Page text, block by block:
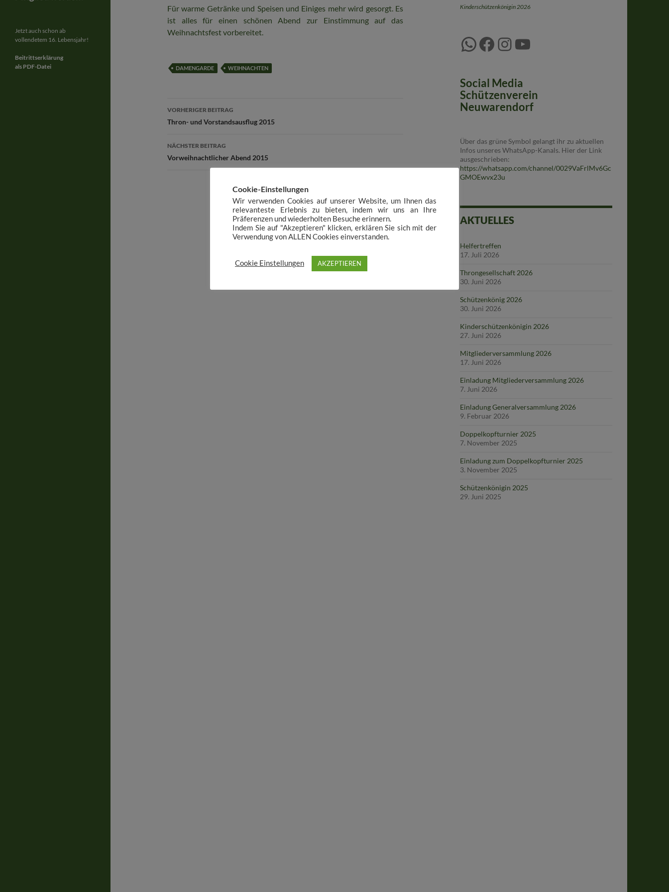
Für warme Getränke und Speisen und Einiges mehr wird gesorgt. Es
ist alles für einen schönen Abend zur Einstimmung auf das
Weihnachtsfest vorbereitet.
DAMENGARDE WEIHNACHTEN
Beitragsnavigation
VORHERIGER BEITRAG
Thron- und Vorstandsausflug 2015
NÄCHSTER BEITRAG
Vorweihnachtlicher Abend 2015
Kinderschützenkönigin 2026
WhatsApp
Facebook
Instagram
YouTube
Social Media
Schützenverein
Neuwarendorf
Über das grüne Symbol gelangt ihr zu aktuellen
Infos unseres WhatsApp-Kanals. Hier der Link
ausgeschrieben:
https://whatsapp.com/channel/0029VaFrlMv6Gc
GMOEwvx23u
AKTUELLES
Helfertreffen
17. Juli 2026
Throngesellschaft 2026
30. Juni 2026
Schützenkönig 2026
30. Juni 2026
Kinderschützenkönigin 2026
27. Juni 2026
Mitgliederversammlung 2026
17. Juni 2026
Einladung Mitgliederversammlung 2026
7. Juni 2026
Einladung Generalversammlung 2026
9. Februar 2026
Doppelkopfturnier 2025
7. November 2025
Einladung zum Doppelkopfturnier 2025
3. November 2025
Schützenkönigin 2025
29. Juni 2025
Jetzt auch schon ab
vollendetem 16. Lebensjahr!
Beitrittserklärung
als PDF-Datei
Cookie-Einstellungen
Wir verwenden Cookies auf unserer Website, um Ihnen das
relevanteste Erlebnis zu bieten, indem wir uns an Ihre
Präferenzen und wiederholten Besuche erinnern.
Indem Sie auf "Akzeptieren" klicken, erklären Sie sich mit der
Verwendung von ALLEN Cookies einverstanden.
Cookie Einstellungen AKZEPTIEREN